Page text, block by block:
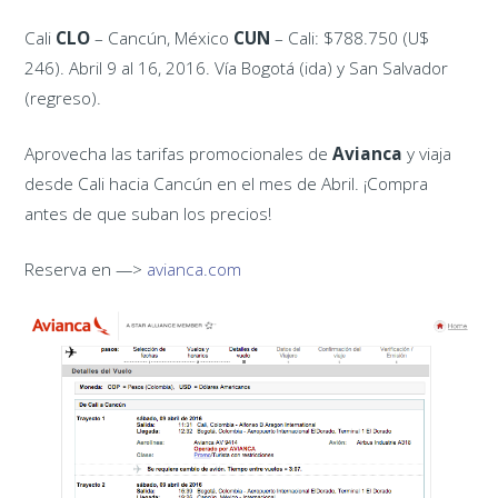
Cali CLO– Cancún, México CUN – Cali: $788.750 (U$
246). Abril 9 al 16, 2016. Vía Bogotá (ida) y San Salvador
(regreso).
Aprovecha las tarifas promocionales deAvianca y viaja
desde Cali hacia Cancún en el mes de Abril. ¡Compra
antes de que suban los precios!
Reserva en —> avianca.com